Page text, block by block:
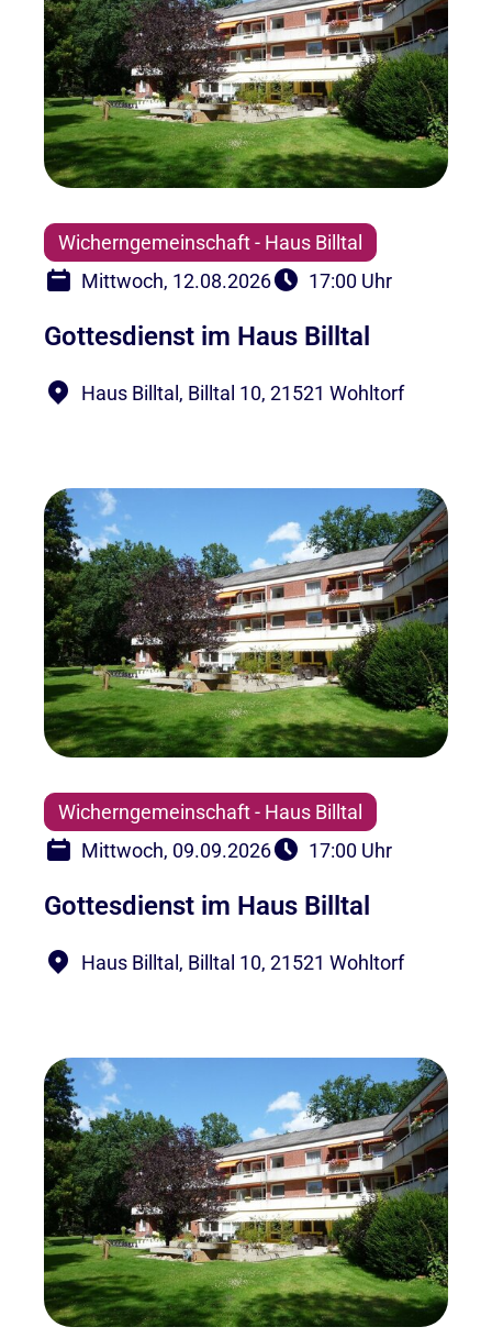
Wicherngemeinschaft - Haus Billtal
Mittwoch, 12.08.2026
17:00 Uhr
Gottesdienst im Haus Billtal
Haus Billtal, Billtal 10, 21521 Wohltorf
Wicherngemeinschaft - Haus Billtal
Mittwoch, 09.09.2026
17:00 Uhr
Gottesdienst im Haus Billtal
Haus Billtal, Billtal 10, 21521 Wohltorf